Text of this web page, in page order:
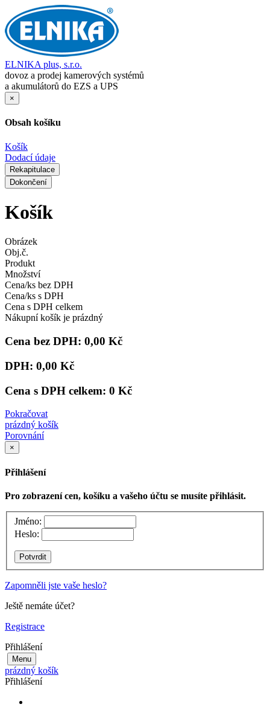
ELNIKA plus, s.r.o.
dovoz a prodej kamerových systémů
a akumulátorů do EZS a UPS
×
Obsah košíku
Košík
Dodací údaje
Rekapitulace
Dokončení
Košík
Obrázek
Obj.č.
Produkt
Množství
Cena/ks bez DPH
Cena/ks s DPH
Cena s DPH celkem
Nákupní košík je prázdný
Cena bez DPH: 0,00 Kč
DPH: 0,00 Kč
Cena s DPH celkem: 0 Kč
Pokračovat
prázdný košík
Porovnání
×
Přihlášení
Pro zobrazení cen, košíku a vašeho účtu se musíte přihlásit.
Jméno:
Heslo:
Zapomněli jste vaše heslo?
Ještě nemáte účet?
Registrace
Přihlášení
Menu
prázdný košík
Přihlášení